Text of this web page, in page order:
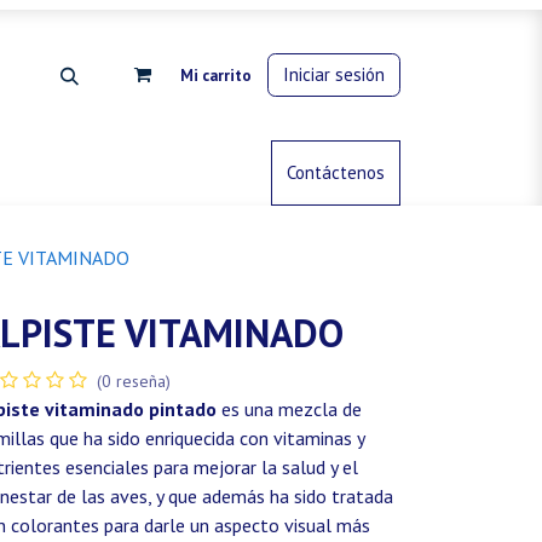
Mi carrito Iniciar sesión
Control de animalesContáctenos
VITAMINADO
VITAMINADO
(0 reseña)
vitaminado pintado es una mezcla de
que ha sido enriquecida con vitaminas y
esenciales para mejorar la salud y el
de las aves, y que además ha sido tratada
colorantes para darle un aspecto visual más